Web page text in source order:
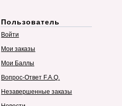
Пользователь
Войти
Мои заказы
Мои Баллы
Вопрос-Ответ F.A.Q.
Незавершенные заказы